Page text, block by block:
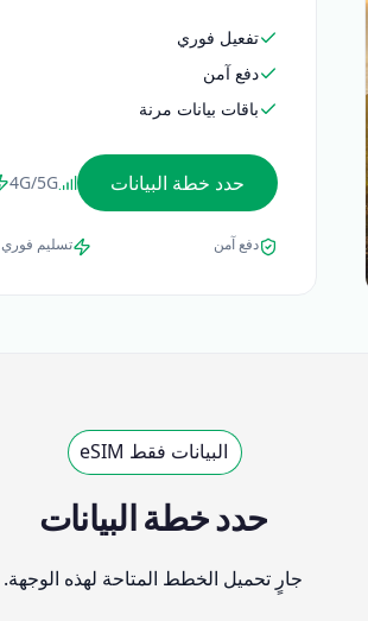
تفعيل فوري
دفع آمن
باقات بيانات مرنة
حدد خطة البيانات 4G/5G
دفع آمن تسليم فوري
البيانات فقط eSIM
حدد خطة البيانات
جارٍ تحميل الخطط المتاحة لهذه الوجهة.